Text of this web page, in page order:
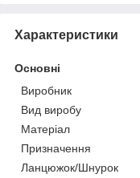
Характеристики
Основні
Виробник
Вид виробу
Матеріал
Призначення
Ланцюжок/Шнурок